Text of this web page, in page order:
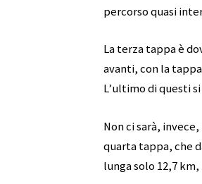
percorso quasi
La terza tappa è
avanti, con la
L’ultimo di questi
Non ci sarà,
quarta tappa, che
lunga solo 12,7